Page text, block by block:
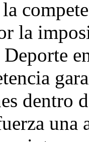
la
dentro
una